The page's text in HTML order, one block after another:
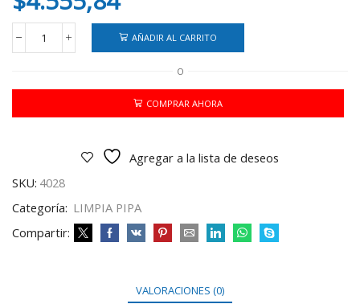
LIMPIA
PIPA
CM
PASTEL
AÑADIR AL CARRITO
O
COMPRAR AHORA
Agregar a la lista de deseos
SKU: 4028
Categoría: LIMPIA PIPA
Compartir:
VALORACIONES (0)